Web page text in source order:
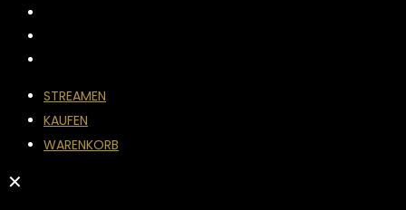
STREAMEN
KAUFEN
WARENKORB
✕